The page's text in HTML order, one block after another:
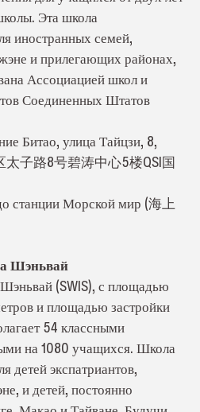
Эта школа
иностранных семей,
и прилегающих районах,
Ассоциацией школ и
Соединенных Штатов
Битао, улица Тайцзи, 8,
子路8号碧涛中心5楼QSI国
станции Морской мир (海上
Шэньвай
(SWIS), с площадью
и площадью застройки
54 классными
на 1080 учащихся. Школа
детей экспатриантов,
и детей, постоянно